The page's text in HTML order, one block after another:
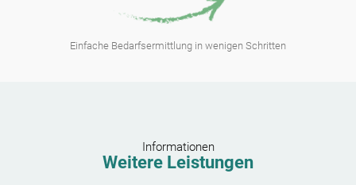
Einfache Bedarfsermittlung in wenigen Schritten
Informationen
Weitere Leistungen